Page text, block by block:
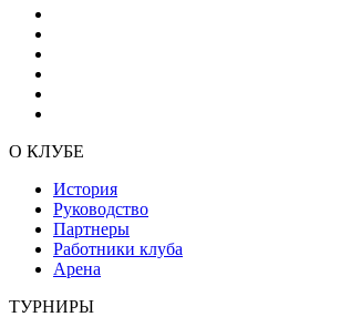
О КЛУБЕ
История
Руководство
Партнеры
Работники клуба
Арена
ТУРНИРЫ